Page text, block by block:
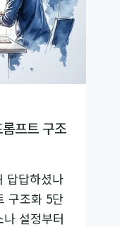
프트 구조
답답하셨나
구조화 5단
설정부터